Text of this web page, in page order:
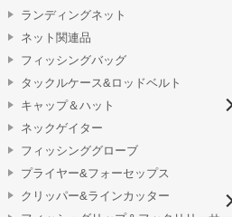
ランディングネット
ネット関連品
フィッシングバッグ
タックルケース&ロッドベルト
キャップ＆ハット
ネックゲイター
フィッシンググローブ
プライヤー&フォーセップス
クリッパー&ラインカッター